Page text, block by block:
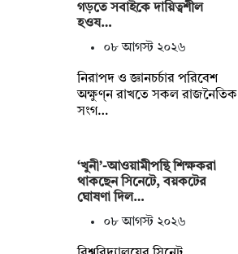
গড়তে সবাইকে দায়িত্বশীল
হওয…
০৮ আগস্ট ২০২৬
নিরাপদ ও জ্ঞানচর্চার পরিবেশ
অক্ষুণ্ন রাখতে সকল রাজনৈতিক
সংগ…
‘খুনী’-আওয়ামীপন্থি শিক্ষকরা
থাকছেন সিনেটে, বয়কটের
ঘোষণা দিল…
০৮ আগস্ট ২০২৬